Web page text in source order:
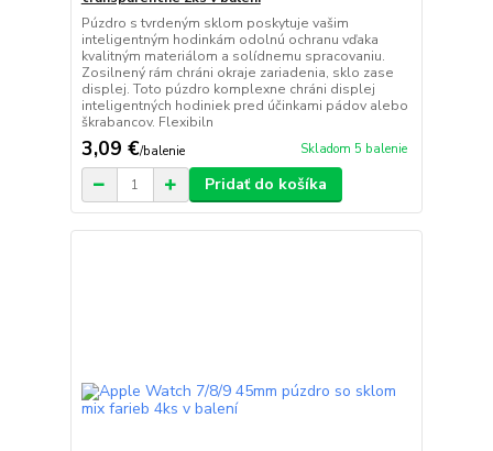
Púzdro s tvrdeným sklom poskytuje vašim
inteligentným hodinkám odolnú ochranu vďaka
kvalitným materiálom a solídnemu spracovaniu.
Zosilnený rám chráni okraje zariadenia, sklo zase
displej. Toto púzdro komplexne chráni displej
inteligentných hodiniek pred účinkami pádov alebo
škrabancov. Flexibiln
3,09 €/balenie Skladom 5 balenie
Pridať do košíka